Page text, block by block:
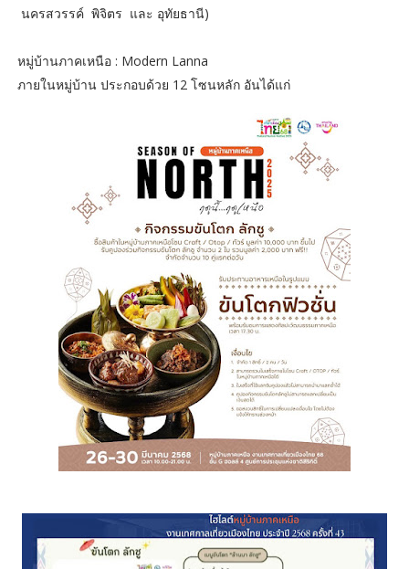
นครสวรรค์ พิจิตร และ อุทัยธานี)
หมู่บ้านภาคเหนือ : Modern Lanna
ภายในหมู่บ้าน ประกอบด้วย 12 โซนหลัก อันได้แก่